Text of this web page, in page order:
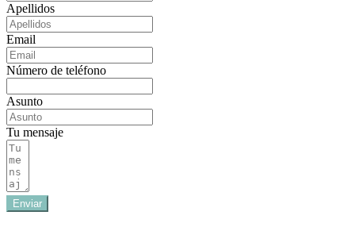
Apellidos
Email
Número de teléfono
Asunto
Tu mensaje
Enviar